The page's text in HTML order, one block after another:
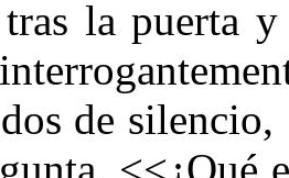
tras la puerta
de silencio,
<<¿Qué